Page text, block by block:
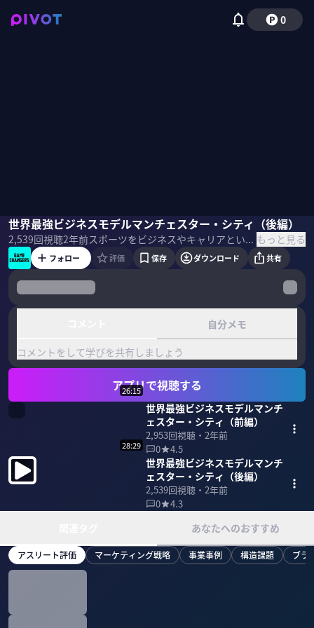
0
世界最強ビジネスモデルマンチェスター・シティ（後編）
2,539回視聴2年前 スポーツをビジネスやキャリアという視点から読み解く新感覚のスポーツコンテンツ。 世界や日本のスポーツビジネス事情を発信。競技だけではない魅力を伝えていくことで日本スポーツの発展を願う。 またスポーツからビジネスパーソンに役立つ、スキルやマインドセットを伝える もっと見る
馬瓜エブリン利重孝夫上野直彦国山ハセン
フォロー 評価 保存 ダウンロード 共有
自分メモ
コメントをして学びを共有しましょう
アプリで視聴する
26:15
世界最強ビジネスモデルマンチ
ェスター・シティ（前編）
2,953回視聴・ 2年前
0
4.5
28:29
世界最強ビジネスモデルマンチ
ェスター・シティ（後編）
2,539回視聴・ 2年前
0
4.3
あなたへのおすすめ
アスリート評価 マーケティング戦略 事業事例 構造課題 ブラ